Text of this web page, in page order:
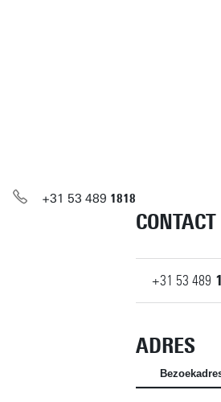
+31 53 489 1818
CONTACT
+31 53 489
ADRES